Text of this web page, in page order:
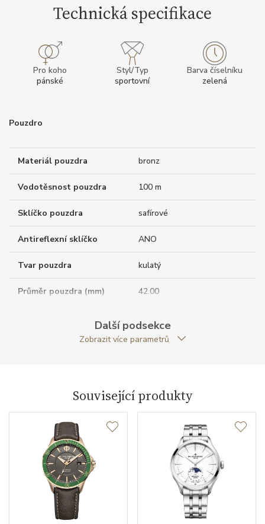
Technická specifikace
Pro koho
pánské
Styl/Typ
sportovní
Barva číselníku
zelená
Pouzdro
Materiál pouzdra bronz
Vodotěsnost pouzdra 100 m
Sklíčko pouzdra safírové
Antireflexní sklíčko ANO
Tvar pouzdra kulatý
Průměr pouzdra (mm) 42.00
automatický nátah
Datumovka
Sekundová ručka
Další podsekce
Zobrazit více parametrů
Související produkty